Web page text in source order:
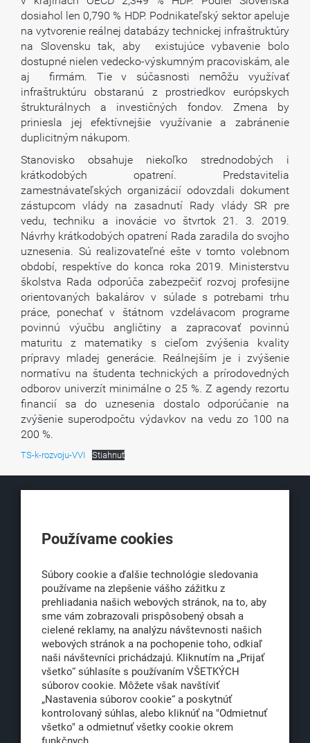
dosiahol len 0,790 % HDP. Podnikateľský sektor apeluje
na vytvorenie reálnej databázy technickej infraštruktúry
na Slovensku tak, aby existujúce vybavenie bolo
dostupné nielen vedecko-výskumným pracoviskám, ale
aj firmám. Tie v súčasnosti nemôžu využívať
infraštruktúru obstaranú z prostriedkov európskych
štrukturálnych a investičných fondov. Zmena by
priniesla jej efektívnejšie využívanie a zabránenie
duplicitným nákupom.
Stanovisko obsahuje niekoľko strednodobých i
krátkodobých opatrení. Predstavitelia
zamestnávateľských organizácií odovzdali dokument
zástupcom vlády na zasadnutí Rady vlády SR pre
vedu, techniku a inovácie vo štvrtok 21. 3. 2019.
Návrhy krátkodobých opatrení Rada zaradila do svojho
uznesenia. Sú realizovateľné ešte v tomto volebnom
období, respektíve do konca roka 2019. Ministerstvu
školstva Rada odporúča zabezpečiť rozvoj profesijne
orientovaných bakalárov v súlade s potrebami trhu
práce, ponechať v štátnom vzdelávacom programe
povinnú výučbu angličtiny a zapracovať povinnú
maturitu z matematiky s cieľom zvýšenia kvality
prípravy mladej generácie. Reálnejším je i zvýšenie
normatívu na študenta technických a prírodovedných
odborov univerzít minimálne o 25 %. Z agendy rezortu
financií sa do uznesenia dostalo odporúčanie na
zvýšenie superodpočtu výdavkov na vedu zo 100 na
200 %.
TS-k-rozvoju-VVI Stiahnuť
Obchodná 6
office@klub500.sk
+421 2 54 646 464
www.klub500.sk
Copyright: Klub 500, 2026
Všetky práva vyhradené
Používame cookies
Súbory cookie a ďalšie technológie sledovania
používame na zlepšenie vášho zážitku z
prehliadania našich webových stránok, na to, aby
sme vám zobrazovali prispôsobený obsah a
cielené reklamy, na analýzu návštevnosti našich
webových stránok a na pochopenie toho, odkiaľ
naši návštevníci prichádzajú. Kliknutím na „Prijať
všetko“ súhlasíte s používaním VŠETKÝCH
súborov cookie. Môžete však navštíviť
„Nastavenia súborov cookie“ a poskytnúť
kontrolovaný súhlas, alebo kliknúť na "Odmietnuť
všetko" a odmietnuť všetky cookie okrem